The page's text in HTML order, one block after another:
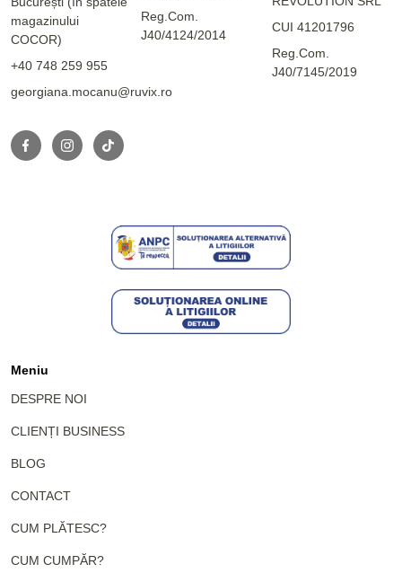
magazinului
COCOR)
+40 748 259 955
georgiana.mocanu@ruvix.ro
Reg.Com.
J40/4124/2014
CUI 41201796
Reg.Com.
J40/7145/2019
Meniu
DESPRE NOI
CLIENȚI BUSINESS
BLOG
CONTACT
CUM PLĂTESC?
CUM CUMPĂR?